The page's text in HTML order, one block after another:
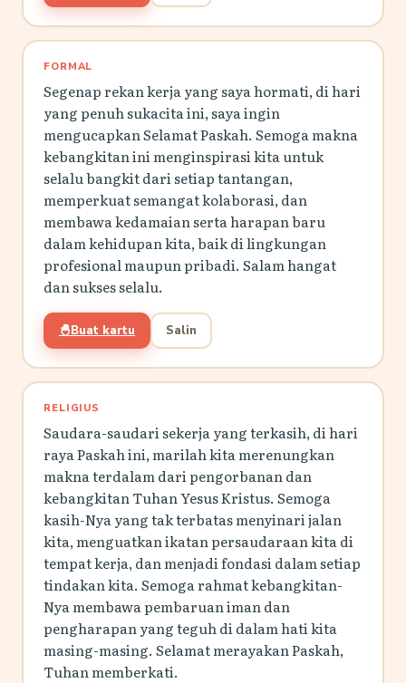
FORMAL
Segenap rekan kerja yang saya hormati, di hari
yang penuh sukacita ini, saya ingin
mengucapkan Selamat Paskah. Semoga makna
kebangkitan ini menginspirasi kita untuk
selalu bangkit dari setiap tantangan,
memperkuat semangat kolaborasi, dan
membawa kedamaian serta harapan baru
dalam kehidupan kita, baik di lingkungan
profesional maupun pribadi. Salam hangat
dan sukses selalu.
🐣Buat kartu Salin
RELIGIUS
Saudara-saudari sekerja yang terkasih, di hari
raya Paskah ini, marilah kita merenungkan
makna terdalam dari pengorbanan dan
kebangkitan Tuhan Yesus Kristus. Semoga
kasih-Nya yang tak terbatas menyinari jalan
kita, menguatkan ikatan persaudaraan kita di
tempat kerja, dan menjadi fondasi dalam setiap
tindakan kita. Semoga rahmat kebangkitan-
Nya membawa pembaruan iman dan
pengharapan yang teguh di dalam hati kita
masing-masing. Selamat merayakan Paskah,
Tuhan memberkati.